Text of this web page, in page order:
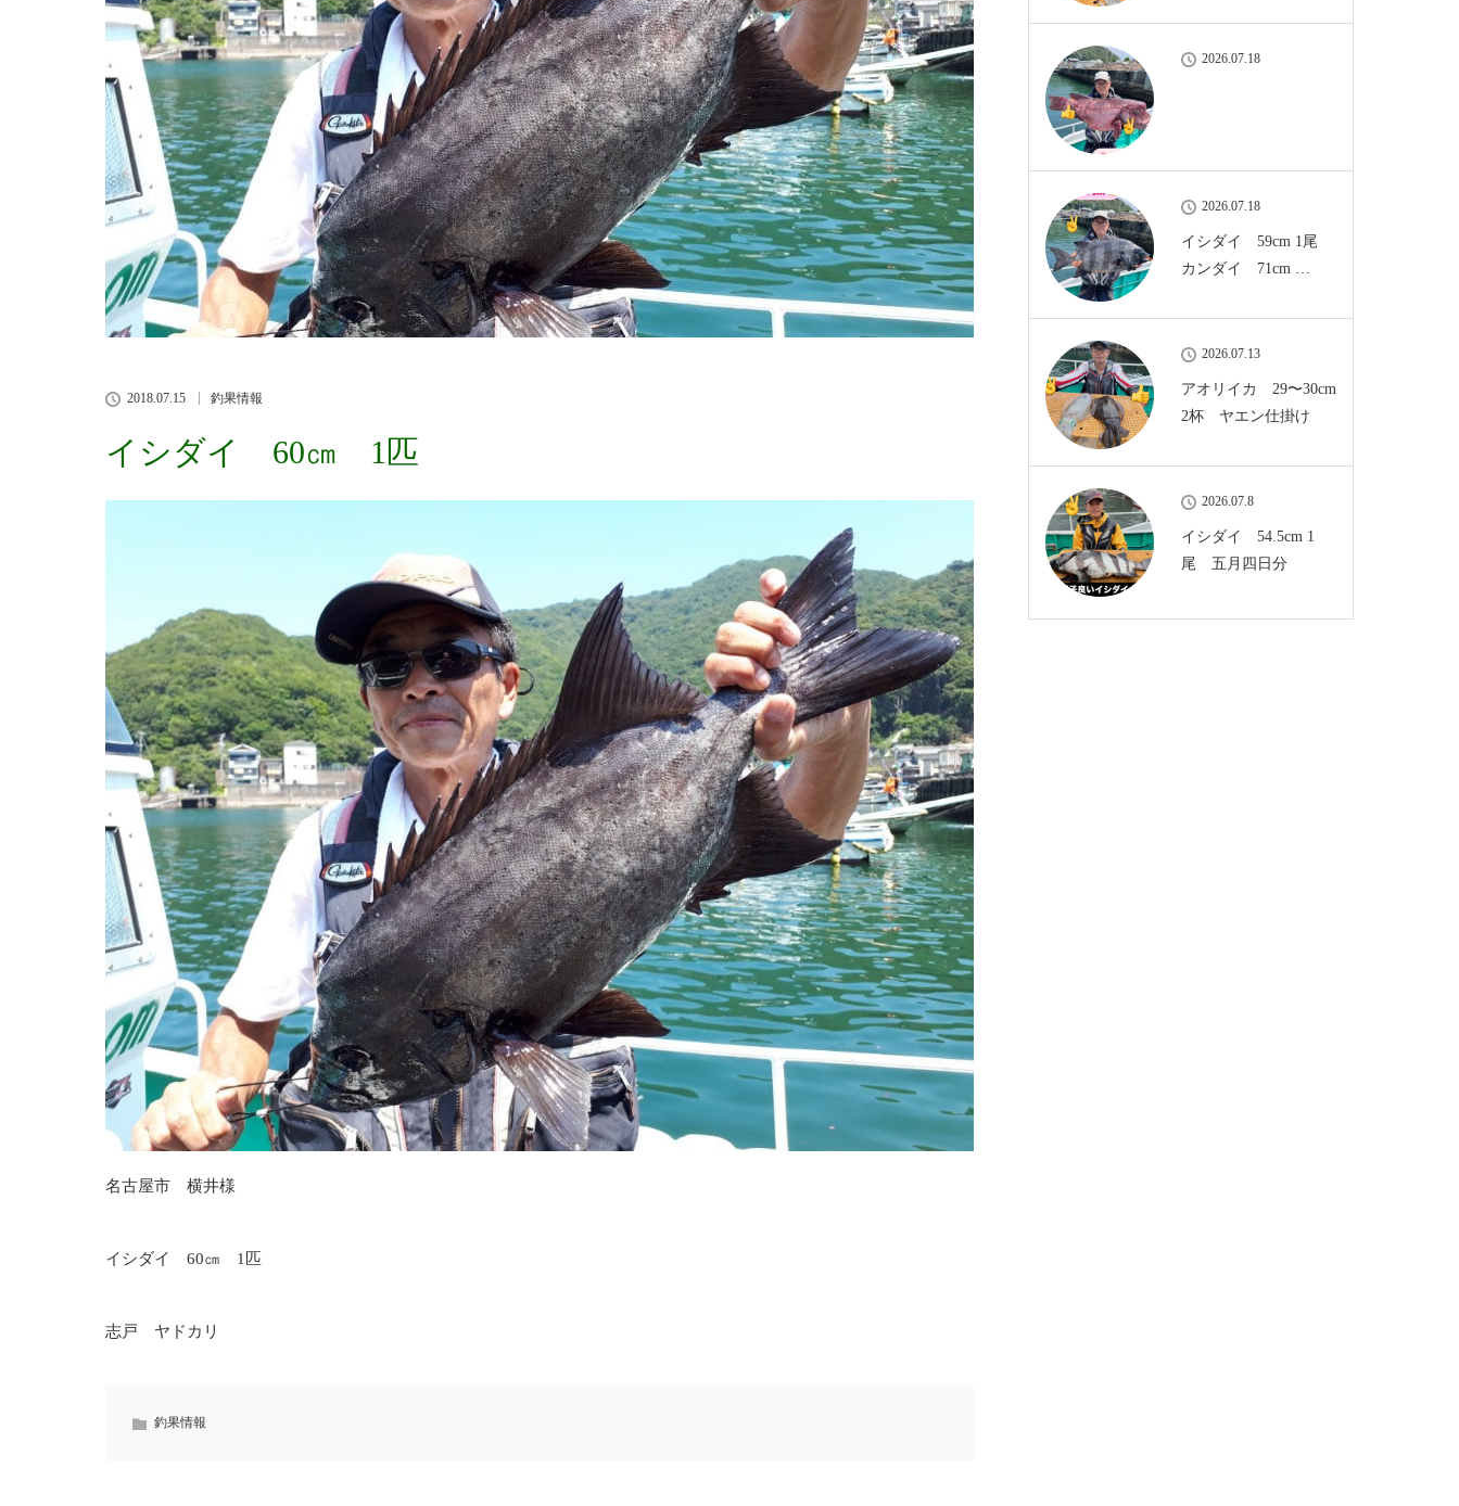
2018.07.15 釣果情報
イシダイ 60㎝ 1匹
名古屋市 横井様
イシダイ 60㎝ 1匹
志戸 ヤドカリ
釣果情報
2026.07.18
2026.07.18
イシダイ 59cm 1尾
カンダイ 71cm …
2026.07.13
アオリイカ 29〜30cm
2杯 ヤエン仕掛け
2026.07.8
イシダイ 54.5cm 1
尾 五月四日分